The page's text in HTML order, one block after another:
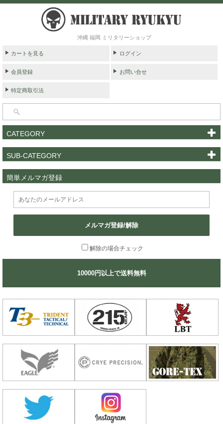
沖縄 福岡 ミリタリーショップ
カートを見る ログイン
会員登録 お問い合せ
特定商取引法
CATEGORY
SUB-CATEGORY
簡単メルマガ登録
メルマガ登録/解除
解除の場合チェック
10000円以上で送料無料